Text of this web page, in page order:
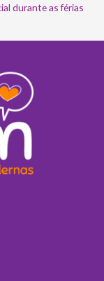
durante as férias